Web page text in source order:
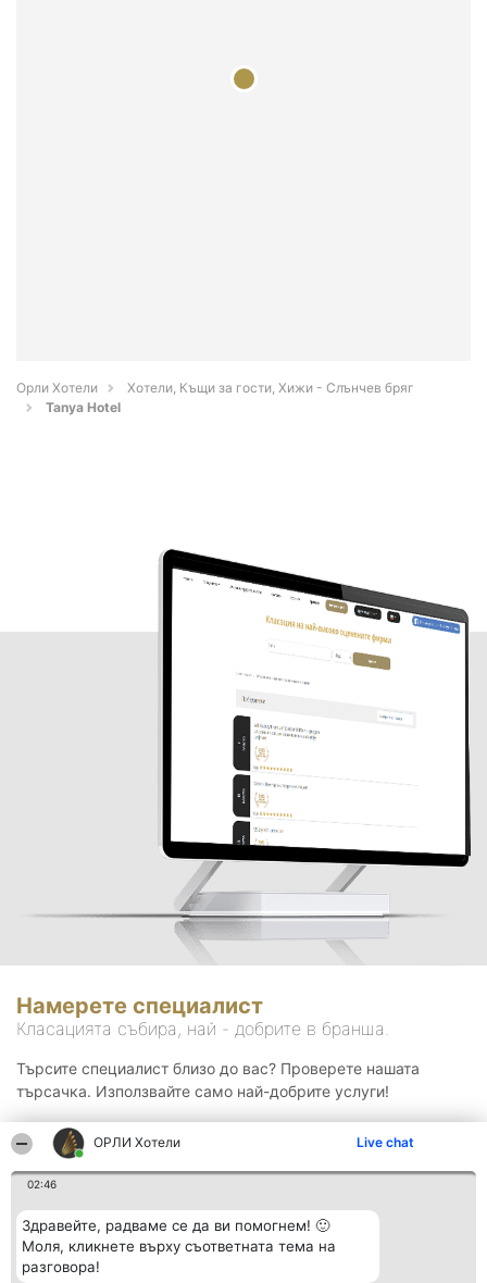
ОРЛИ Хотели Live chat
02:46
Здравейте, радваме се да ви помогнем! 🙂
Моля, кликнете върху съответната тема на
разговора!
Орли Хотели
Хотели, Къщи за гости, Хижи - Слънчев бряг
Tanya Hotel
Намерете специалист
Класацията събира, най - добрите в бранша.
Търсите специалист близо до вас? Проверете нашата
търсачка. Използвайте само най-добрите услуги!